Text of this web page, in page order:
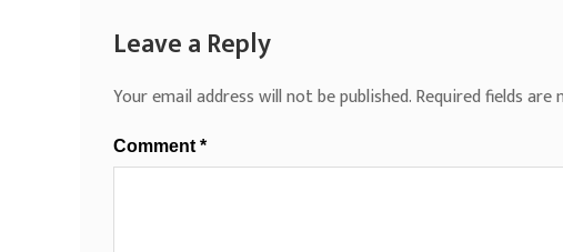
Leave a Reply
Your email address will not be published.Required fields are
Comment *